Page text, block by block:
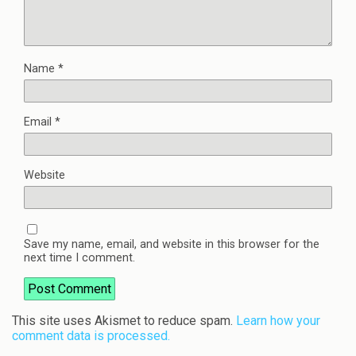
Name *
Email *
Website
Save my name, email, and website in this browser for the
next time I comment.
This site uses Akismet to reduce spam. Learn how your
comment data is processed.